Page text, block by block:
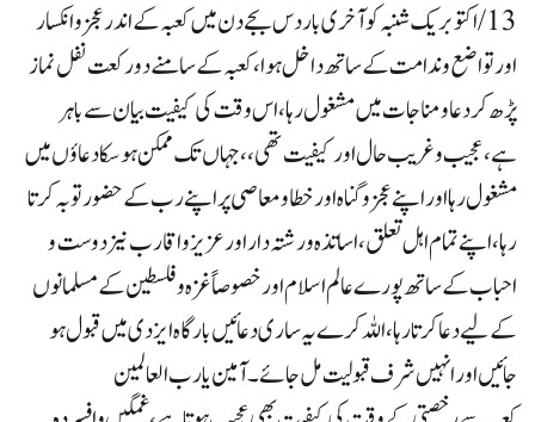
13/ اکتوبر یک شنبہ کو آخری بار دس بجے دن میں کعبہ کے اندر عجز و انکسار
اور تواضع و ندامت کے ساتھ داخل ہوا، کعبہ کے سامنے دو رکعت نفل نماز
پڑھ کر دعا و مناجات میں مشغول رہا ،اس وقت کی کیفیت بیان سے باہر
ہے،عجیب و غریب حال اور کیفیت تھی ، ،جہاں تک ممکن ہوسکا دعاؤں میں
مشغول رہا اور اپنے عجز و گناہ اور خطا و معاصی پر اپنے رب کے حضور توبہ کرتا
رہا ،اپنے تمام اہل تعلق،اساتذہ و رشتہ دار اور عزیز و اقارب نیز دوست و
احباب کے ساتھ پورے عالم اسلام اور خصوصاً غزہ و فلسطین کے مسلمانوں
کے لیے دعا کرتا رہا ،اللہ کرے یہ ساری دعائیں بار گاہ ایزدی میں قبول ہو
جائیں اور انہیں شرف قبولیت مل جائے ۔آمین یا رب العالمین